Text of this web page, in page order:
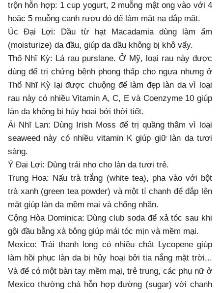
trộn hỗn hợp: 1 cup yogurt, 2 muỗng mật ong vào với 4
hoặc 5 muỗng canh rượu đỏ để làm mặt nạ đắp mặt.
Úc Đại Lợi: Dầu từ hạt Macadamia dùng làm ẩm
(moisturize) da đầu, giúp da dầu không bị khô vẩy.
Thổ Nhĩ Kỳ: Lá rau purslane. Ở Mỹ, loại rau này được
dùng để trị chứng bệnh phong thấp cho ngựa nhưng ở
Thổ Nhĩ Kỳ lại được chuộng để làm đẹp làn da vì loại
rau này có nhiều Vitamin A, C, E và Coenzyme 10 giúp
làn da không bị hủy hoại bởi thời tiết.
Ái Nhĩ Lan: Dùng Irish Moss để trị quầng thâm vì loại
seaweed này có nhiều vitamin K giúp giữ làn da tươi
sáng.
Ý Đại Lợi: Dùng trái nho cho làn da tươi trẻ.
Trung Hoa: Nấu trà trắng (white tea), pha vào với bột
trà xanh (green tea powder) và một tí chanh để đắp lên
mặt giúp làn da mềm mại và chống nhăn.
Cộng Hòa Dominica: Dùng club soda để xả tóc sau khi
gội đầu bằng xà bông giúp mái tóc mịn và mềm mại.
Mexico: Trái thanh long có nhiều chất Lycopene giúp
làm hồi phục làn da bị hủy hoại bởi tia nắng mặt trời...
Và để có một bàn tay mềm mại, trẻ trung, các phụ nữ ở
Mexico thường chà hỗn hợp đường (sugar) với chanh